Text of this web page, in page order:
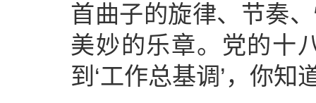
首曲子的旋律、节奏
美妙的乐章。党的十
到‘工作总基调’，你